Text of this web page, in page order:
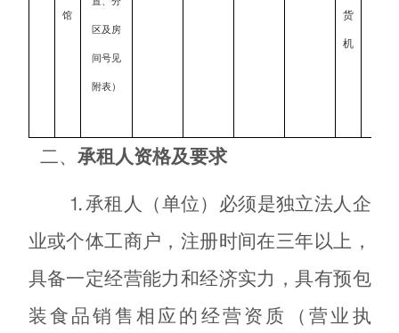
馆
区及房
间号见
附表）
货
机
二、 承租人资格及要求
⒈ 承租人（单位）必须是独立法人企
业或个体工商户 ，注册时间在三年以上，
具备一定经营能力和经济实力，具有预包
装食品销售 相应的经营资质（营业执